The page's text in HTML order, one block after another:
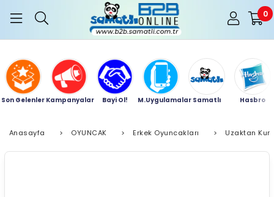
0
Son Gelenler Kampanyalar Bayi Ol! M.Uygulamalar Samatlı Hasbro
Anasayfa > OYUNCAK > Erkek Oyuncakları > Uzaktan